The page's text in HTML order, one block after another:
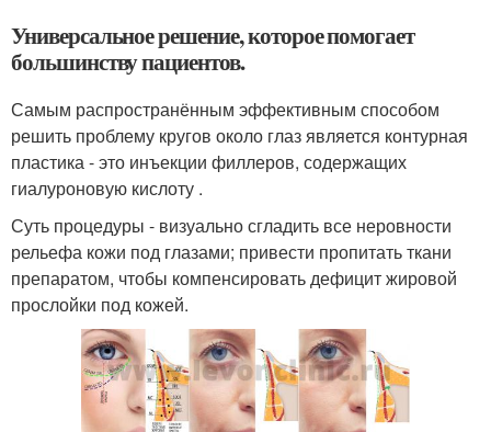
Универсальное решение, которое помогает
большинству пациентов.
Самым распространённым эффективным способом
решить проблему кругов около глаз является контурная
пластика - это инъекции филлеров, содержащих
гиалуроновую кислоту .
Суть процедуры - визуально сгладить все неровности
рельефа кожи под глазами; привести пропитать ткани
препаратом, чтобы компенсировать дефицит жировой
прослойки под кожей.